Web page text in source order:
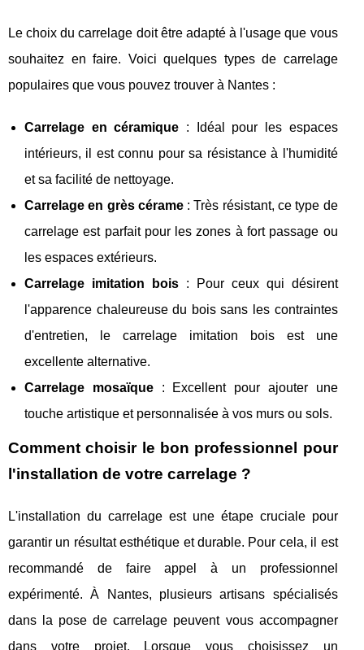
Le choix du carrelage doit être adapté à l'usage que vous
souhaitez en faire. Voici quelques types de carrelage
populaires que vous pouvez trouver à Nantes :
Carrelage en céramique : Idéal pour les espaces
intérieurs, il est connu pour sa résistance à l'humidité
et sa facilité de nettoyage.
Carrelage en grès cérame: Très résistant, ce type de
carrelage est parfait pour les zones à fort passage ou
les espaces extérieurs.
Carrelage imitation bois: Pour ceux qui désirent
l'apparence chaleureuse du bois sans les contraintes
d'entretien, le carrelage imitation bois est une
excellente alternative.
Carrelage mosaïque: Excellent pour ajouter une
touche artistique et personnalisée à vos murs ou sols.
Comment choisir le bon professionnel pour
l'installation de votre carrelage ?
L'installation du carrelage est une étape cruciale pour
garantir un résultat esthétique et durable. Pour cela, il est
recommandé de faire appel à un professionnel
expérimenté. À Nantes, plusieurs artisans spécialisés
dans la pose de carrelage peuvent vous accompagner
dans votre projet. Lorsque vous choisissez un